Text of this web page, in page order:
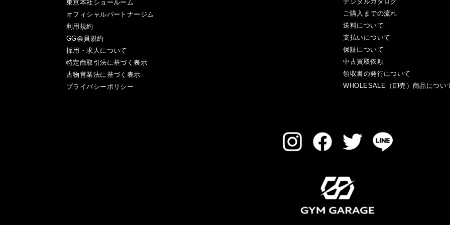
東京本社ショールーム
オフィシャルパートナージム
利用規約
GG会員規約
採用・求人について
特定商取引法に基づく表示
古物営業法に基づく表示
プライバシーポリシー
ご購入までの流れ
送料について
支払いについて
保証について
中古買取依頼
領収書の発行について
WHOLESALE（卸売）商品につい